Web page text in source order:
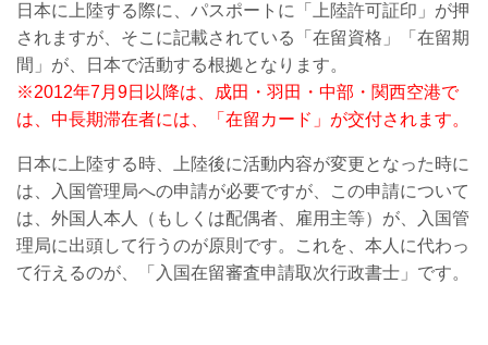
日本に上陸する際に、パスポートに「上陸許可証印」が押
されますが、そこに記載されている「在留資格」「在留期
間」が、日本で活動する根拠となります。
※2012年7月9日以降は、成田・羽田・中部・関西空港で
は、中長期滞在者には、
「在留カード」が交付されます。
日本に上陸する時、上陸後に活動内容が変更となった時に
は、入国管理局への申請が必要ですが、この申請について
は、外国人本人（もしくは配偶者、雇用主等）が、入国管
理局に出頭して行うのが原則です。これを、本人に代わっ
て行えるのが、「入国在留審査申請取次行政書士」です。